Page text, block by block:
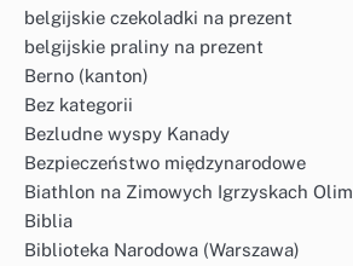
belgijskie czekoladki na prezent
belgijskie praliny na prezent
Berno (kanton)
Bez kategorii
Bezludne wyspy Kanady
Bezpieczeństwo międzynarodowe
Biathlon na Zimowych Igrzyskach
Biblia
Biblioteka Narodowa (Warszawa)